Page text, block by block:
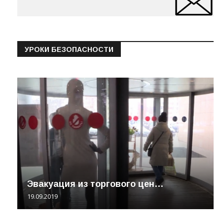
УРОКИ БЕЗОПАСНОСТИ
Эвакуация из торгового цен…
19.09.2019